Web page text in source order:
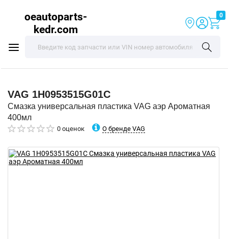
oeautoparts-
kedr.com
0
VAG 1H0953515G01C
Смазка универсальная пластика VAG аэр Ароматная
400мл
0 оценок О бренде VAG